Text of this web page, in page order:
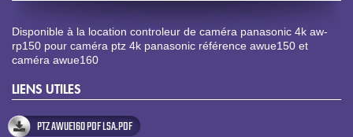
Disponible à la location controleur de caméra panasonic 4k aw-
rp150 pour caméra ptz 4k panasonic référence awue150 et
caméra awue160
LIENS UTILES
PTZ AWUE160 PDF LSA.PDF